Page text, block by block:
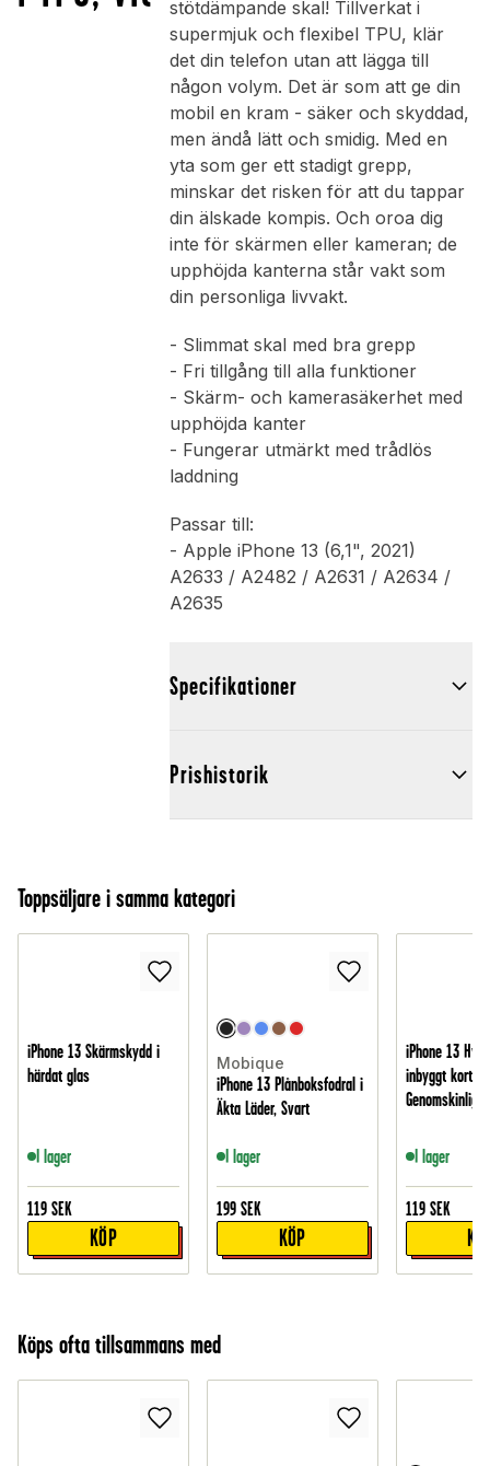
stötdämpande skal! Tillverkat i
supermjuk och flexibel TPU, klär
det din telefon utan att lägga till
någon volym. Det är som att ge din
mobil en kram - säker och skyddad,
men ändå lätt och smidig. Med en
yta som ger ett stadigt grepp,
minskar det risken för att du tappar
din älskade kompis. Och oroa dig
inte för skärmen eller kameran; de
upphöjda kanterna står vakt som
din personliga livvakt.
- Slimmat skal med bra grepp
- Fri tillgång till alla funktioner
- Skärm- och kamerasäkerhet med
upphöjda kanter
- Fungerar utmärkt med trådlös
laddning
Passar till:
- Apple iPhone 13 (6,1", 2021)
A2633 / A2482 / A2631 / A2634 /
A2635
Specifikationer
Prishistorik
Toppsäljare i samma kategori
iPhone 13 Skärmskydd i
härdat glas
I lager
119 SEK
KÖP
Mobique
iPhone 13 Plånboksfodral i
Äkta Läder, Svart
I lager
199 SEK
KÖP
iPhone 13
inbyggt
Genomskinlig
I lager
119 SEK
Köps ofta tillsammans med